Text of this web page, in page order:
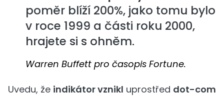
poměr blíží 200%, jako tomu bylo
v roce 1999 a části roku 2000,
hrajete si s ohněm.
Warren Buffett pro časopis Fortune.
Uvedu, že indikátor vznikl uprostřed dot-com